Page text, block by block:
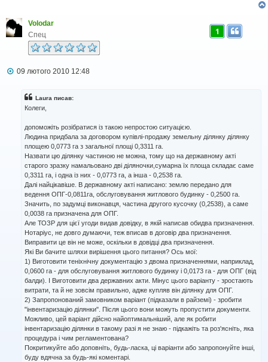
Volodar
Спец
1
П
09 лютого 2010 12:48
Laura писав:
Колеги,
допоможіть розібратися із такою непростою ситуацією.
Людина придбала за договором купівлі-продажу земельну ділянку ділянку
площею 0,0773 га з загальної площі 0,3311 га.
Назвати цю ділянку частиною не можна, тому що на державному акті
старого зразку намальовано дві діляночки,сумарна їх площа складає саме
0,3311 га, і одна із них - 0,0773 га, а інша - 0,2538 га.
Далі найцікавіше. В державному акті написано: землю передано для
ведення ОПГ-0,0811га, обслуговування житлового будинку - 0,2500 га.
Значить, по задумці виконавця, частина другого кусочку (0,2538), а саме
0,0038 га призначена для ОПГ.
Але ТОЗР для цієї угоди видав довідку, в якій написав обидва призначення.
Нотаріус, не довго думаючи, теж вписав в договір два призначення.
Виправити це він не може, оскільки в довідці два призначення.
Які Ви бачите шляхи вирішення цього питання? Ось мої:
1) Виготовити теніхнічну документацію з двома призначеннями, наприклад,
0,0600 га - для обслуговування житлового будинку і 0,0173 га - для ОПГ (від
балди). І Виготовити два державних акти. Мінус цього варіанту - зростають
витрати, та й не зовсім правильно, адже купляв він ділянку для ОПГ.
2) Запропонований замовником варіант (підказали в райземі) - зробити
"інвентаризацію ділянки". Після цього вони можуть пропустити документи.
Можливо, цей варіант дійсно найоптимальніший, але як робити
інвентаризацію ділянки в такому разі я не знаю - підкажіть та роз'ясніть, яка
процедура і чим регламентована?
Покритикуйте або доповніть, будь-ласка, ці варіанти або запропонуйте інші,
буду вдячна за будь-які коментарі.